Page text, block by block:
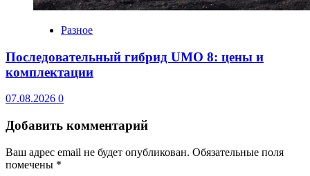
Разное
Последовательный гибрид UMO 8: цены и
комплектации
07.08.2026 0
Добавить комментарий
Ваш адрес email не будет опубликован. Обязательные поля
помечены *